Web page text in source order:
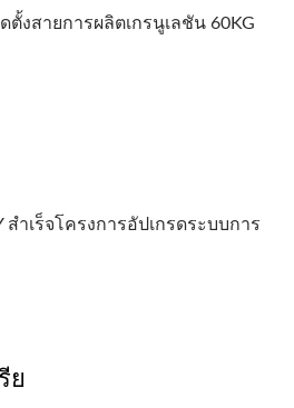
ตั้งสายการผลิตเกรนูเลชัน 60KG
สำเร็จโครงการอัปเกรดระบบการ
ย